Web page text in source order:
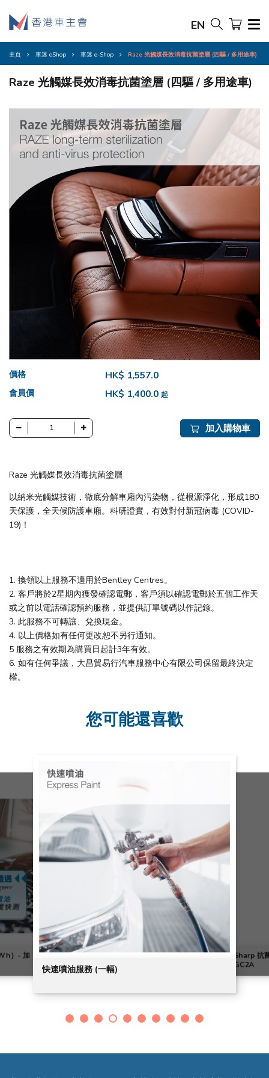
EN
主頁 車迷 eShop 車迷 e-Shop Raze 光觸媒長效消毒抗菌塗層 (四驅 / 多用途車)
Raze 光觸媒長效消毒抗菌塗層 (四驅 / 多用途車)
價格 HK$ 1,557.0
會員價 HK$ 1,400.0 起
加入購物車
Raze 光觸媒長效消毒抗菌塗層
以納米光觸媒技術，徹底分解車廂內污染物，從根源淨化，形成180
天保護，全天候防護車廂。科研證實，有效對付新冠病毒 (COVID-
19)！
1. 換領以上服務不適用於Bentley Centres。
2. 客戶將於2星期內獲發確認電郵，客戶須以確認電郵於五個工作天
或之前以電話確認預約服務，並提供訂單號碼以作記錄。
3. 此服務不可轉讓、兌換現金。
4. 以上價格如有任何更改恕不另行通知。
5 服務之有效期為購買日起計3年有效。
6. 如有任何爭議，大昌貿易行汽車服務中心有限公司保留最終決定
權。
您可能還喜歡
）- 加
快速噴油服務 (一幅)
Sharp 抗
GC2A